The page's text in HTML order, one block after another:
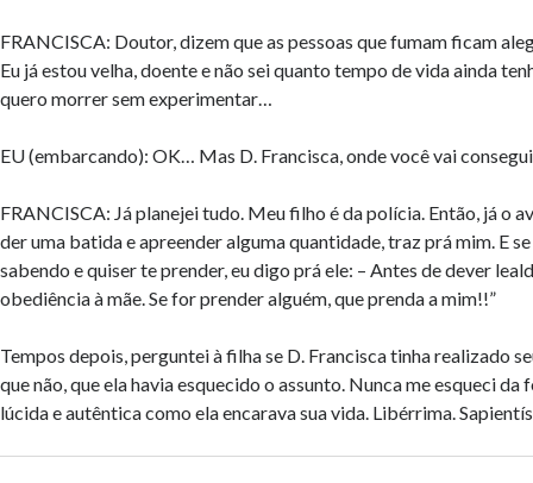
FRANCISCA: Doutor, dizem que as pessoas que fumam ficam
Eu já estou velha, doente e não sei quanto tempo de vida ainda
quero morrer sem experimentar…
EU (embarcando): OK… Mas D. Francisca, onde você vai
FRANCISCA: Já planejei tudo. Meu filho é da polícia. Então, já o
der uma batida e apreender alguma quantidade, traz prá mim. E
sabendo e quiser te prender, eu digo prá ele: – Antes de dever
obediência à mãe. Se for prender alguém, que prenda a mim!!”
Tempos depois, perguntei à filha se D. Francisca tinha realizado
que não, que ela havia esquecido o assunto. Nunca me esqueci da
lúcida e autêntica como ela encarava sua vida. Libérrima.